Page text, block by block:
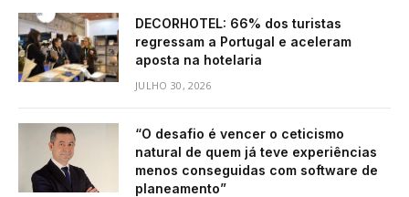
DECORHOTEL: 66% dos turistas
regressam a Portugal e aceleram
aposta na hotelaria
JULHO 30, 2026
“O desafio é vencer o ceticismo
natural de quem já teve experiências
menos conseguidas com software de
planeamento”